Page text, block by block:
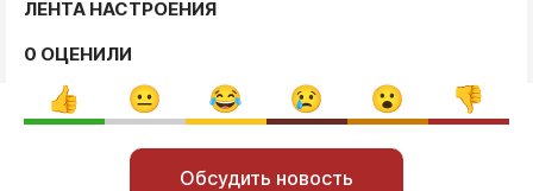
ЛЕНТА НАСТРОЕНИЯ
0 ОЦЕНИЛИ
Обсудить новость